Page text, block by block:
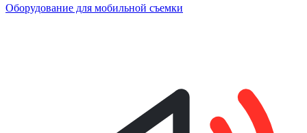
Оборудование для мобильной съемки